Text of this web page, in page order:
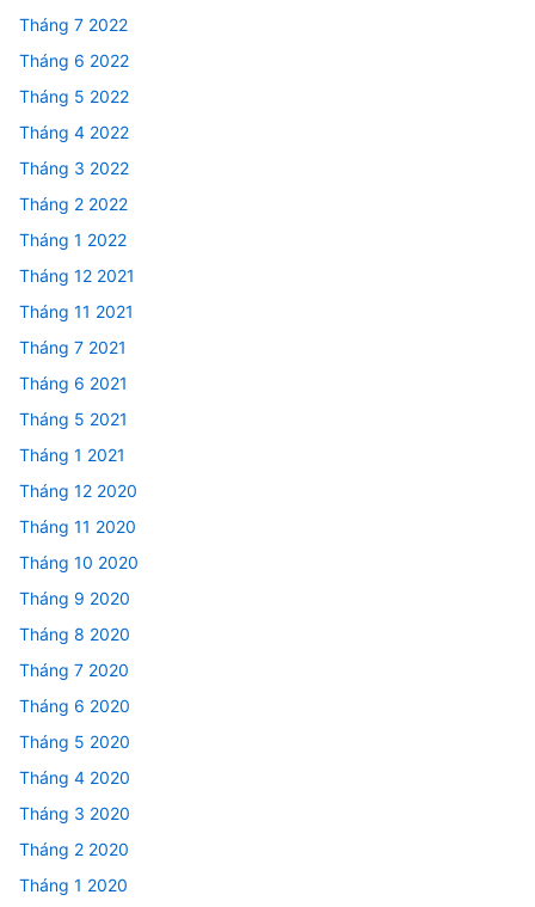
Tháng 7 2022
Tháng 6 2022
Tháng 5 2022
Tháng 4 2022
Tháng 3 2022
Tháng 2 2022
Tháng 1 2022
Tháng 12 2021
Tháng 11 2021
Tháng 7 2021
Tháng 6 2021
Tháng 5 2021
Tháng 1 2021
Tháng 12 2020
Tháng 11 2020
Tháng 10 2020
Tháng 9 2020
Tháng 8 2020
Tháng 7 2020
Tháng 6 2020
Tháng 5 2020
Tháng 4 2020
Tháng 3 2020
Tháng 2 2020
Tháng 1 2020